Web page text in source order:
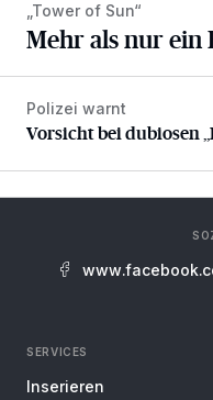
„Tower of Sun“
Mehr als nur ein
Vorsicht bei dubiosen
Polizei warnt
Vorsicht bei dubiosen
SERVICES
Inserieren